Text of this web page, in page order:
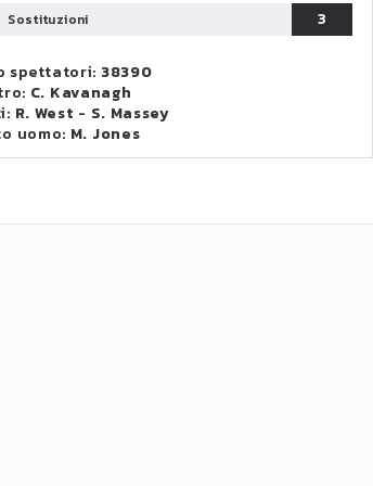
Sostituzioni 3
spettatori: 38390
C. Kavanagh
R. West - S. Massey
uomo: M. Jones
55
6